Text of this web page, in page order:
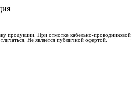
продукции. При отмотке кабельно-проводниковой
Не является публичной офертой.